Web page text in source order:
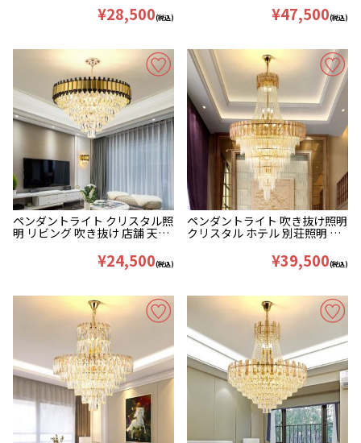
¥28,500(税込) ¥47,500(税込)
ペンダントライト クリスタル照
明 リビング 吹き抜け 店舗 天井
¥24,500(税込)
ペンダントライト 吹き抜け照明
クリスタル ホテル 別荘照明 立
¥39,500(税込)